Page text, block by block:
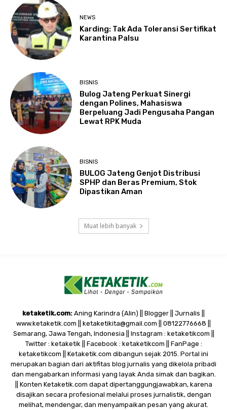
NEWS
Karding: Tak Ada Toleransi Sertifikat
Karantina Palsu
BISNIS
Bulog Jateng Perkuat Sinergi
dengan Polines, Mahasiswa
Berpeluang Jadi Pengusaha Pangan
Lewat RPK Muda
BISNIS
BULOG Jateng Genjot Distribusi
SPHP dan Beras Premium, Stok
Dipastikan Aman
Muat lebih banyak
ketaketik.com: Aning Karindra (Alin) || Blogger || Jurnalis ||
www.ketaketik.com || ketaketikita@gmail.com || 08122776668 ||
Semarang, Jawa Tengah, Indonesia || Instagram : ketaketikcom ||
Twitter : ketaketik || Facebook : ketaketikcom || FanPage :
ketaketikcom || Ketaketik.com dibangun sejak 2015. Portal ini
merupakan bagian dari aktifitas blog jurnalis yang dikelola pribadi
dan mengabarkan informasi yang layak Anda simak dan bagikan.
|| Konten Ketaketik.com dapat dipertanggungjawabkan, karena
disajikan secara profesional melalui proses jurnalistik, dengan
melihat, mendengar, dan menyampaikan pesan yang akurat.